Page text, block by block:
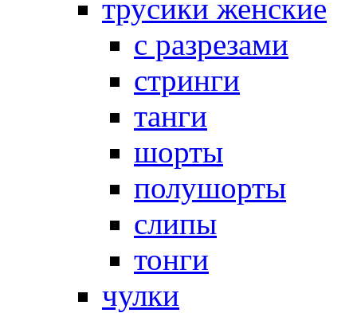
трусики женские
с разрезами
стринги
танги
шорты
полушорты
слипы
тонги
чулки